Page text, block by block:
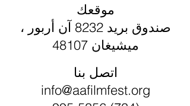
موقعك
صندوق بريد 8232 آن أربور ،
ميشيغان 48107
اتصل بنا
info@aafilmfest.org